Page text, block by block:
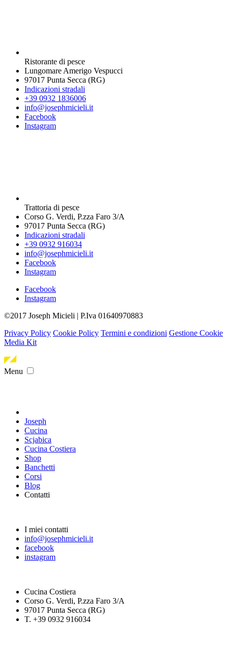
Ristorante di pesce
Lungomare Amerigo Vespucci
97017 Punta Secca (RG)
Indicazioni stradali
+39 0932 1836006
info@josephmicieli.it
Facebook
Instagram
Trattoria di pesce
Corso G. Verdi, P.zza Faro 3/A
97017 Punta Secca (RG)
Indicazioni stradali
+39 0932 916034
info@josephmicieli.it
Facebook
Instagram
Facebook
Instagram
©2017 Joseph Micieli | P.Iva 01640970883
Privacy Policy Cookie Policy Termini e condizioni Gestione Cookie
Media Kit
Menu
Joseph
Cucina
Scjabica
Cucina Costiera
Shop
Banchetti
Corsi
Blog
Contatti
I miei contatti
info@josephmicieli.it
facebook
instagram
Cucina Costiera
Corso G. Verdi, P.zza Faro 3/A
97017 Punta Secca (RG)
T. +39 0932 916034